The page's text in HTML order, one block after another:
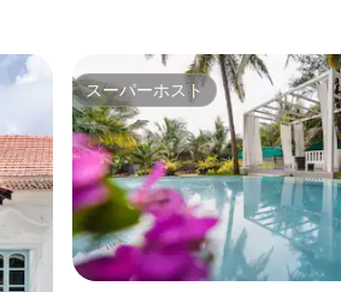
スーパーホスト
スーパーホスト